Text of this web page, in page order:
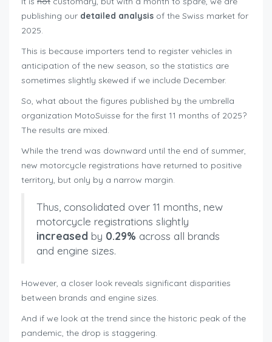
publishing our detailed analysis of the Swiss market for
2025.
This is because importers tend to register vehicles in
anticipation of the new season, so the statistics are
sometimes slightly skewed if we include December.
So, what about the figures published by the umbrella
organization MotoSuisse for the first 11 months of 2025?
The results are mixed.
While the trend was downward until the end of summer,
new motorcycle registrations have returned to positive
territory, but only by a narrow margin.
Thus, consolidated over 11 months, new
motorcycle registrations slightly
increased by 0.29% across all brands
and engine sizes.
However, a closer look reveals significant disparities
between brands and engine sizes.
And if we look at the trend since the historic peak of the
pandemic, the drop is staggering.